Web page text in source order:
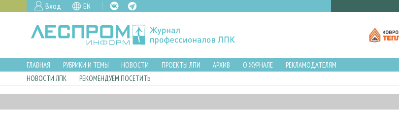
Вход EN
ГЛАВНАЯ РУБРИКИ И ТЕМЫ НОВОСТИ ПРОЕКТЫ ЛПИ АРХИВ О ЖУРНАЛЕ
РЕКЛАМОДАТЕЛЯМ
НОВОСТИ ЛПК
РЕКОМЕНДУЕМ ПОСЕТИТЬ